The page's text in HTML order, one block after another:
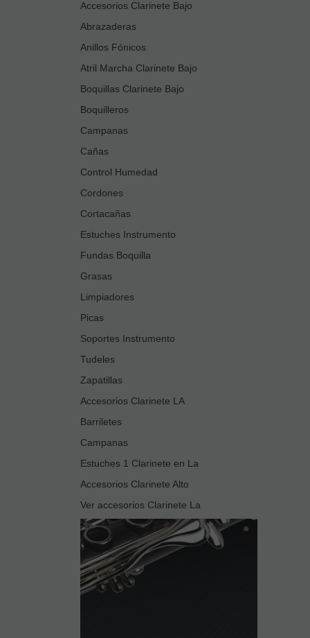
Accesorios Clarinete Bajo
Abrazaderas
Anillos Fónicos
Atril Marcha Clarinete Bajo
Boquillas Clarinete Bajo
Boquilleros
Campanas
Cañas
Control Humedad
Cordones
Cortacañas
Estuches Instrumento
Fundas Boquilla
Grasas
Limpiadores
Picas
Soportes Instrumento
Tudeles
Zapatillas
Accesorios Clarinete LA
Barriletes
Campanas
Estuches 1 Clarinete en La
Accesorios Clarinete Alto
Ver accesorios Clarinete La